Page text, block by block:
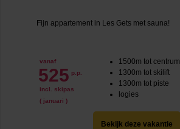
Fijn appartement in Les Gets met sauna!
vanaf
525 p.p.
incl. skipas
( januari )
1500m tot centrum
1300m tot skilift
1300m tot piste
logies
Bekijk deze vakantie